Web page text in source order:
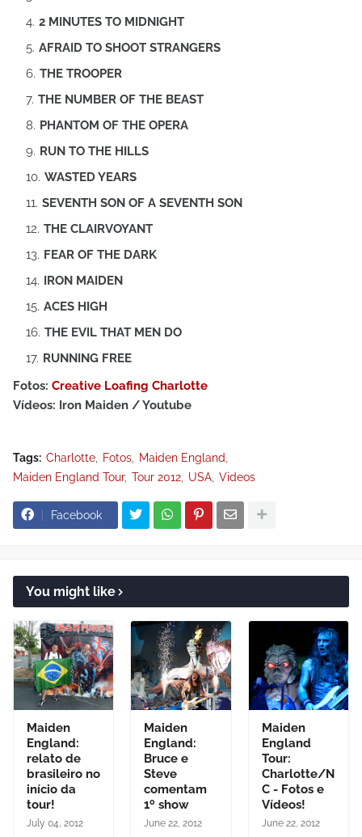
2 MINUTES TO MIDNIGHT
AFRAID TO SHOOT STRANGERS
THE TROOPER
THE NUMBER OF THE BEAST
PHANTOM OF THE OPERA
RUN TO THE HILLS
WASTED YEARS
SEVENTH SON OF A SEVENTH SON
THE CLAIRVOYANT
FEAR OF THE DARK
IRON MAIDEN
ACES HIGH
THE EVIL THAT MEN DO
RUNNING FREE
Fotos: Creative Loafing Charlotte
Vídeos: Iron Maiden / Youtube
Tags: Charlotte Fotos
Maiden England
Maiden England Tour Tour 2012 USA Videos
Facebook
You might like
Maiden
England:
relato de
brasileiro no
início da
tour!
July 04, 2012
Maiden
England:
Bruce e
Steve
comentam
1º show
June 22, 2012
Maiden
England
Tour:
Charlotte/N
C - Fotos e
Vídeos!
June 22, 2012